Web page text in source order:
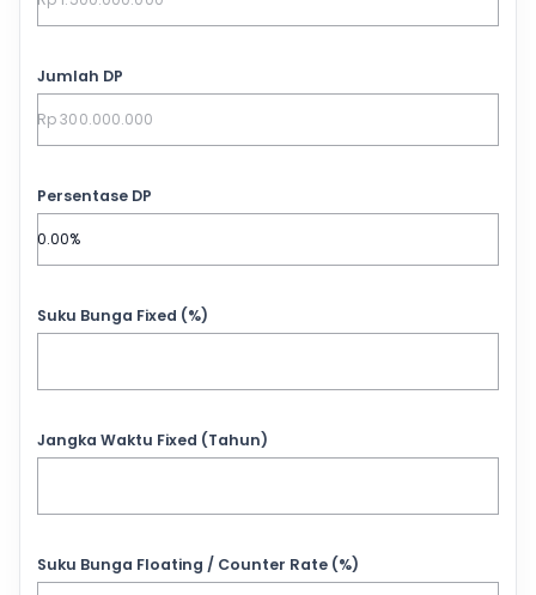
Jumlah DP
Persentase DP
Suku Bunga Fixed (%)
Jangka Waktu Fixed (Tahun)
Suku Bunga Floating / Counter Rate (%)